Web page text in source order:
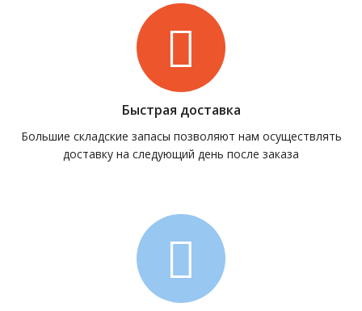
Быстрая доставка
Большие складские запасы позволяют нам осуществлять
доставку на следующий день после заказа